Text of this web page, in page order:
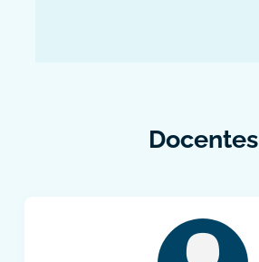
Docentes